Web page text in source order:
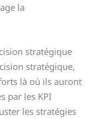
la
stratégique
stratégique,
là où ils auront
par les KPI
les stratégies